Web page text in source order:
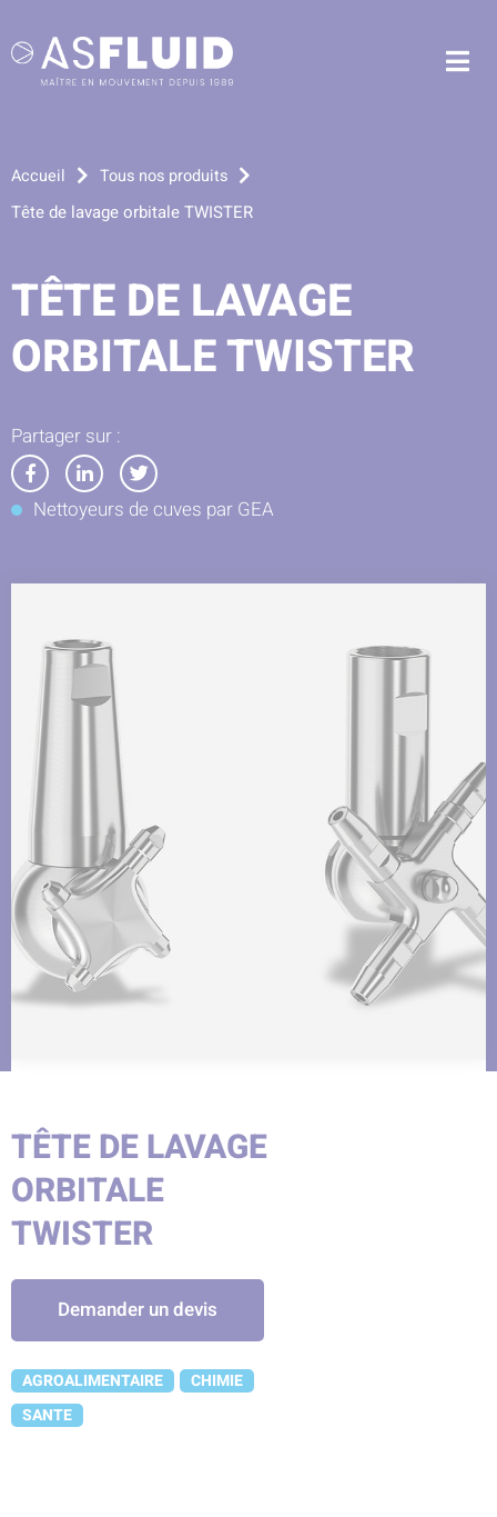
Aller à la recherche
Accueil Tous nos produits
Tête de lavage orbitale TWISTER
TÊTE DE LAVAGE
ORBITALE TWISTER
Partager sur :
Partager
sur
Partager
sur
Partager
sur
Nettoyeurs de cuves par GEA
TÊTE DE LAVAGE
ORBITALE
TWISTER
Demander un devis
AGROALIMENTAIRE
CHIMIE
SANTE